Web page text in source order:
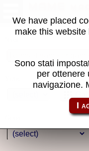
MAME
We have placed
make this
Sono stati
per ottenere
navigazione.